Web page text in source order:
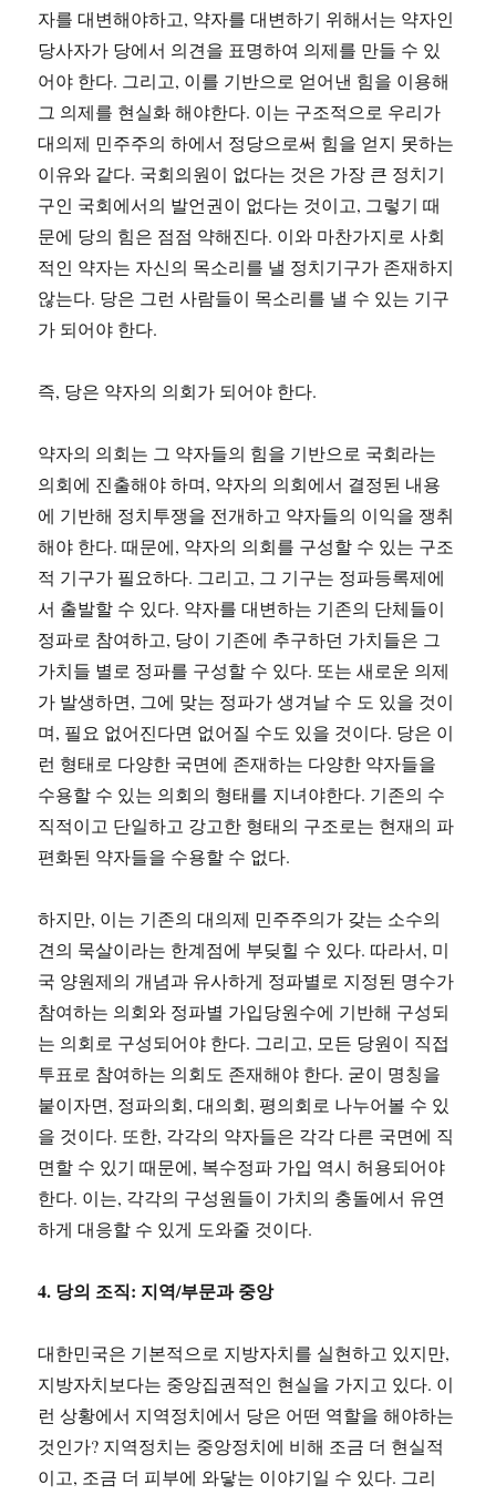
자를 대변해야하고, 약자를 대변하기 위해서는 약자인
당사자가 당에서 의견을 표명하여 의제를 만들 수 있
어야 한다. 그리고, 이를 기반으로 얻어낸 힘을 이용해
그 의제를 현실화 해야한다. 이는 구조적으로 우리가
대의제 민주주의 하에서 정당으로써 힘을 얻지 못하는
이유와 같다. 국회의원이 없다는 것은 가장 큰 정치기
구인 국회에서의 발언권이 없다는 것이고, 그렇기 때
문에 당의 힘은 점점 약해진다. 이와 마찬가지로 사회
적인 약자는 자신의 목소리를 낼 정치기구가 존재하지
않는다. 당은 그런 사람들이 목소리를 낼 수 있는 기구
가 되어야 한다.
즉, 당은 약자의 의회가 되어야 한다.
약자의 의회는 그 약자들의 힘을 기반으로 국회라는
의회에 진출해야 하며, 약자의 의회에서 결정된 내용
에 기반해 정치투쟁을 전개하고 약자들의 이익을 쟁취
해야 한다. 때문에, 약자의 의회를 구성할 수 있는 구조
적 기구가 필요하다. 그리고, 그 기구는 정파등록제에
서 출발할 수 있다. 약자를 대변하는 기존의 단체들이
정파로 참여하고, 당이 기존에 추구하던 가치들은 그
가치들 별로 정파를 구성할 수 있다. 또는 새로운 의제
가 발생하면, 그에 맞는 정파가 생겨날 수 도 있을 것이
며, 필요 없어진다면 없어질 수도 있을 것이다. 당은 이
런 형태로 다양한 국면에 존재하는 다양한 약자들을
수용할 수 있는 의회의 형태를 지녀야한다. 기존의 수
직적이고 단일하고 강고한 형태의 구조로는 현재의 파
편화된 약자들을 수용할 수 없다.
하지만, 이는 기존의 대의제 민주주의가 갖는 소수의
견의 묵살이라는 한계점에 부딪힐 수 있다. 따라서, 미
국 양원제의 개념과 유사하게 정파별로 지정된 명수가
참여하는 의회와 정파별 가입당원수에 기반해 구성되
는 의회로 구성되어야 한다. 그리고, 모든 당원이 직접
투표로 참여하는 의회도 존재해야 한다. 굳이 명칭을
붙이자면, 정파의회, 대의회, 평의회로 나누어볼 수 있
을 것이다. 또한, 각각의 약자들은 각각 다른 국면에 직
면할 수 있기 때문에, 복수정파 가입 역시 허용되어야
한다. 이는, 각각의 구성원들이 가치의 충돌에서 유연
하게 대응할 수 있게 도와줄 것이다.
4. 당의 조직: 지역/부문과 중앙
대한민국은 기본적으로 지방자치를 실현하고 있지만,
지방자치보다는 중앙집권적인 현실을 가지고 있다. 이
런 상황에서 지역정치에서 당은 어떤 역할을 해야하는
것인가? 지역정치는 중앙정치에 비해 조금 더 현실적
이고, 조금 더 피부에 와닿는 이야기일 수 있다. 그리